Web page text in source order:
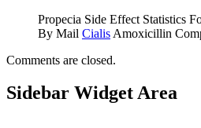
Propecia Side Effect Statistics
By Mail Cialis Amoxicillin
Comments are closed.
Sidebar Widget Area